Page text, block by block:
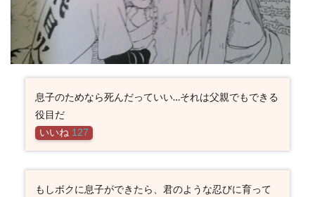
息子のためなら死んだっていい…それは父親でもできる
役目だ
いいね 127
もしボクに息子ができたら、君のような忍びに育って